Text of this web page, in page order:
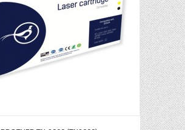
Į KREPŠELĮ